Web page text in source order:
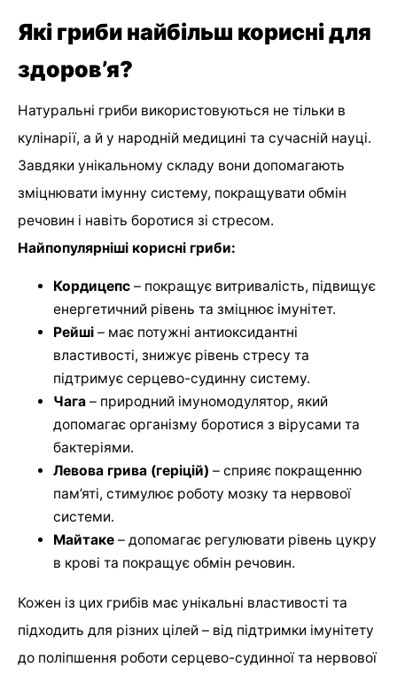
Які гриби найбільш корисні для
здоров’я?
Натуральні гриби використовуються не тільки в
кулінарії, а й у народній медицині та сучасній науці.
Завдяки унікальному складу вони допомагають
зміцнювати імунну систему, покращувати обмін
речовин і навіть боротися зі стресом.
Найпопулярніші корисні гриби:
Кордицепс – покращує витривалість, підвищує
енергетичний рівень та зміцнює імунітет.
Рейші – має потужні антиоксидантні
властивості, знижує рівень стресу та
підтримує серцево-судинну систему.
Чага – природний імуномодулятор, який
допомагає організму боротися з вірусами та
бактеріями.
Левова грива (геріцій) – сприяє покращенню
пам’яті, стимулює роботу мозку та нервової
системи.
Майтаке – допомагає регулювати рівень цукру
в крові та покращує обмін речовин.
Кожен із цих грибів має унікальні властивості та
підходить для різних цілей – від підтримки імунітету
до поліпшення роботи серцево-судинної та нервової